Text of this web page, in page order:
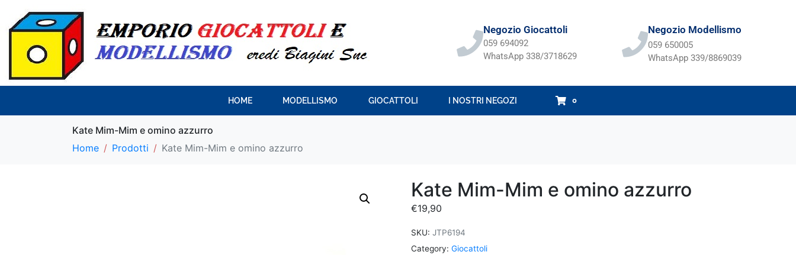
Negozio Giocattoli
059 694092
WhatsApp 338/3718629
Negozio Modellismo
059 650005
WhatsApp 339/8869039
HOME MODELLISMO GIOCATTOLI I NOSTRI NEGOZI 0
Kate Mim-Mim e omino azzurro
Home
Prodotti Kate Mim-Mim e omino azzurro
Kate Mim-Mim e omino azzurro
€19,90
SKU: JTP6194
Category: Giocattoli